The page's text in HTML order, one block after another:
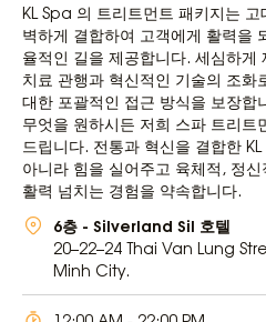
KL Spa 의 트리트먼트 패키지는
벽하게 결합하여 고객에게 활력을
율적인 길을 제공합니다. 세심하게
치료 관행과 혁신적인 기술의 조화
대한 포괄적인 접근 방식을 보장합
무엇을 원하시든 저희 스파 트리트
드립니다. 전통과 혁신을 결합한
아니라 힘을 실어주고 육체적, 정
활력 넘치는 경험을 약속합니다.
6층 - Silverland Sil 호텔
20–22–24 Thai Van Lung
Minh City.